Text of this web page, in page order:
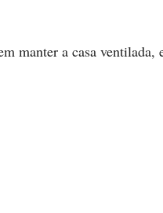
manter a casa